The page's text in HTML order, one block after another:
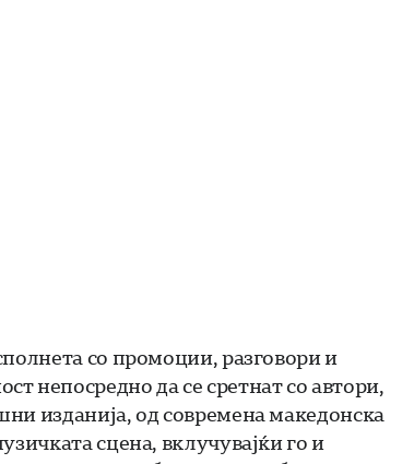
со промоции, разговори и
непосредно да се сретнат со автори,
изданија, од современа македонска
сцена, вклучувајќи го и